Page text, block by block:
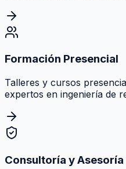
Formación Presencial
Talleres y cursos
expertos en ingeniería de
Consultoría y Asesoría